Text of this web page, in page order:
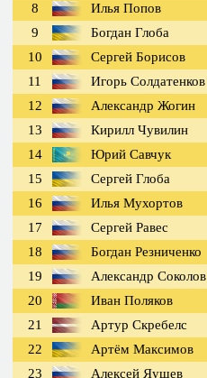
8
Илья Попов
9
Богдан Глоба
10
Сергей Борисов
11
Игорь Солдатенков
12
Александр Жогин
13
Кирилл Чувилин
14
Юрий Савчук
15
Сергей Глоба
16
Илья Мухортов
17
Сергей Равес
18
Богдан Резниченко
19
Александр Соколов
20
Иван Поляков
21
Артур Скребелс
22
Артём Максимов
23
Алексей Яушев